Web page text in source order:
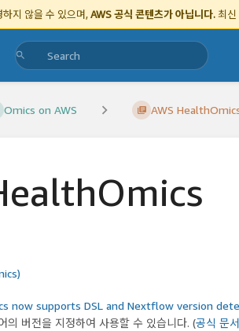
지 않을 수 있으며,AWS 공식 콘텐츠가 아닙니다.최신
Omics on AWS AWS
now supports DSL and Nextflow version
의 버전을 지정하여 사용할 수 있습니다. (공식 문서